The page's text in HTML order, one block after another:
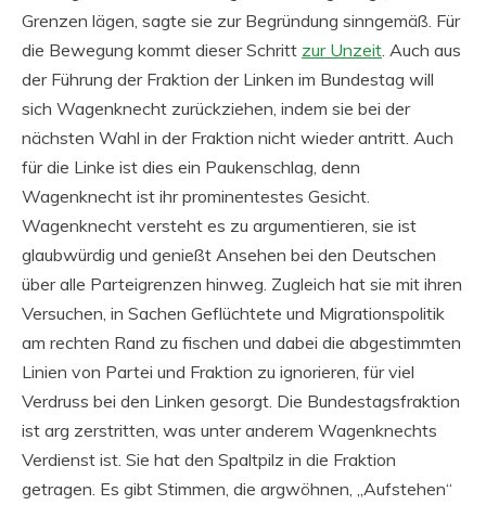
Grenzen lägen, sagte sie zur Begründung sinngemäß. Für
die Bewegung kommt dieser Schritt zur Unzeit. Auch aus
der Führung der Fraktion der Linken im Bundestag will
sich Wagenknecht zurückziehen, indem sie bei der
nächsten Wahl in der Fraktion nicht wieder antritt. Auch
für die Linke ist dies ein Paukenschlag, denn
Wagenknecht ist ihr prominentestes Gesicht.
Wagenknecht versteht es zu argumentieren, sie ist
glaubwürdig und genießt Ansehen bei den Deutschen
über alle Parteigrenzen hinweg. Zugleich hat sie mit ihren
Versuchen, in Sachen Geflüchtete und Migrationspolitik
am rechten Rand zu fischen und dabei die abgestimmten
Linien von Partei und Fraktion zu ignorieren, für viel
Verdruss bei den Linken gesorgt. Die Bundestagsfraktion
ist arg zerstritten, was unter anderem Wagenknechts
Verdienst ist. Sie hat den Spaltpilz in die Fraktion
getragen. Es gibt Stimmen, die argwöhnen, „Aufstehen“